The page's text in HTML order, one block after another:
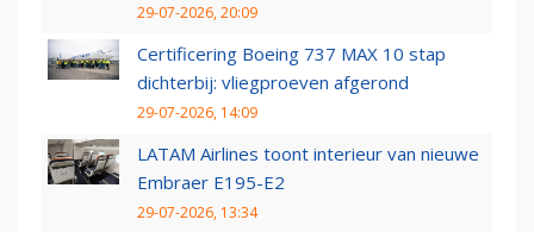
29-07-2026, 20:09
Certificering Boeing 737 MAX 10 stap
dichterbij: vliegproeven afgerond
29-07-2026, 14:09
LATAM Airlines toont interieur van nieuwe
Embraer E195-E2
29-07-2026, 13:34